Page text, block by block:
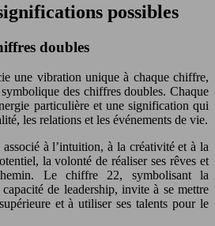
possibles
doubles
une vibration unique à chaque chiffre,
des chiffres doubles. Chaque
particulière et une signification qui
les relations et les événements de vie.
à l’intuition, à la créativité et à la
la volonté de réaliser ses rêves et
Le chiffre 22, symbolisant la
de leadership, invite à se mettre
et à utiliser ses talents pour le